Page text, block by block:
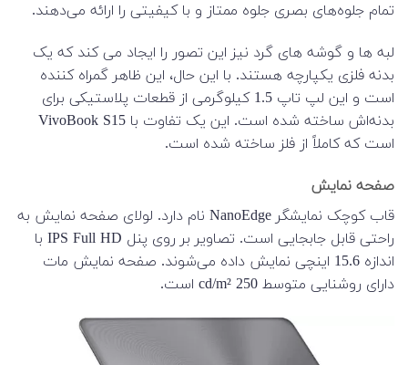
تمام جلوه‌های بصری جلوه ممتاز و با کیفیتی را ارائه می‌دهند.
لبه ها و گوشه های گرد نیز این تصور را ایجاد می کند که یک
بدنه فلزی یکپارچه هستند. با این حال، این ظاهر گمراه کننده
است و این لپ تاپ 1.5 کیلوگرمی از قطعات پلاستیکی برای
بدنه‌اش ساخته شده است. این یک تفاوت با VivoBook S15
است که کاملاً از فلز ساخته شده است.
صفحه نمایش
قاب کوچک نمایشگر NanoEdge نام دارد. لولای صفحه نمایش به
راحتی قابل جابجایی است. تصاویر بر روی پنل IPS Full HD با
اندازه 15.6 اینچی نمایش داده می‌شوند. صفحه نمایش مات
دارای روشنایی متوسط 250 cd/m² است.